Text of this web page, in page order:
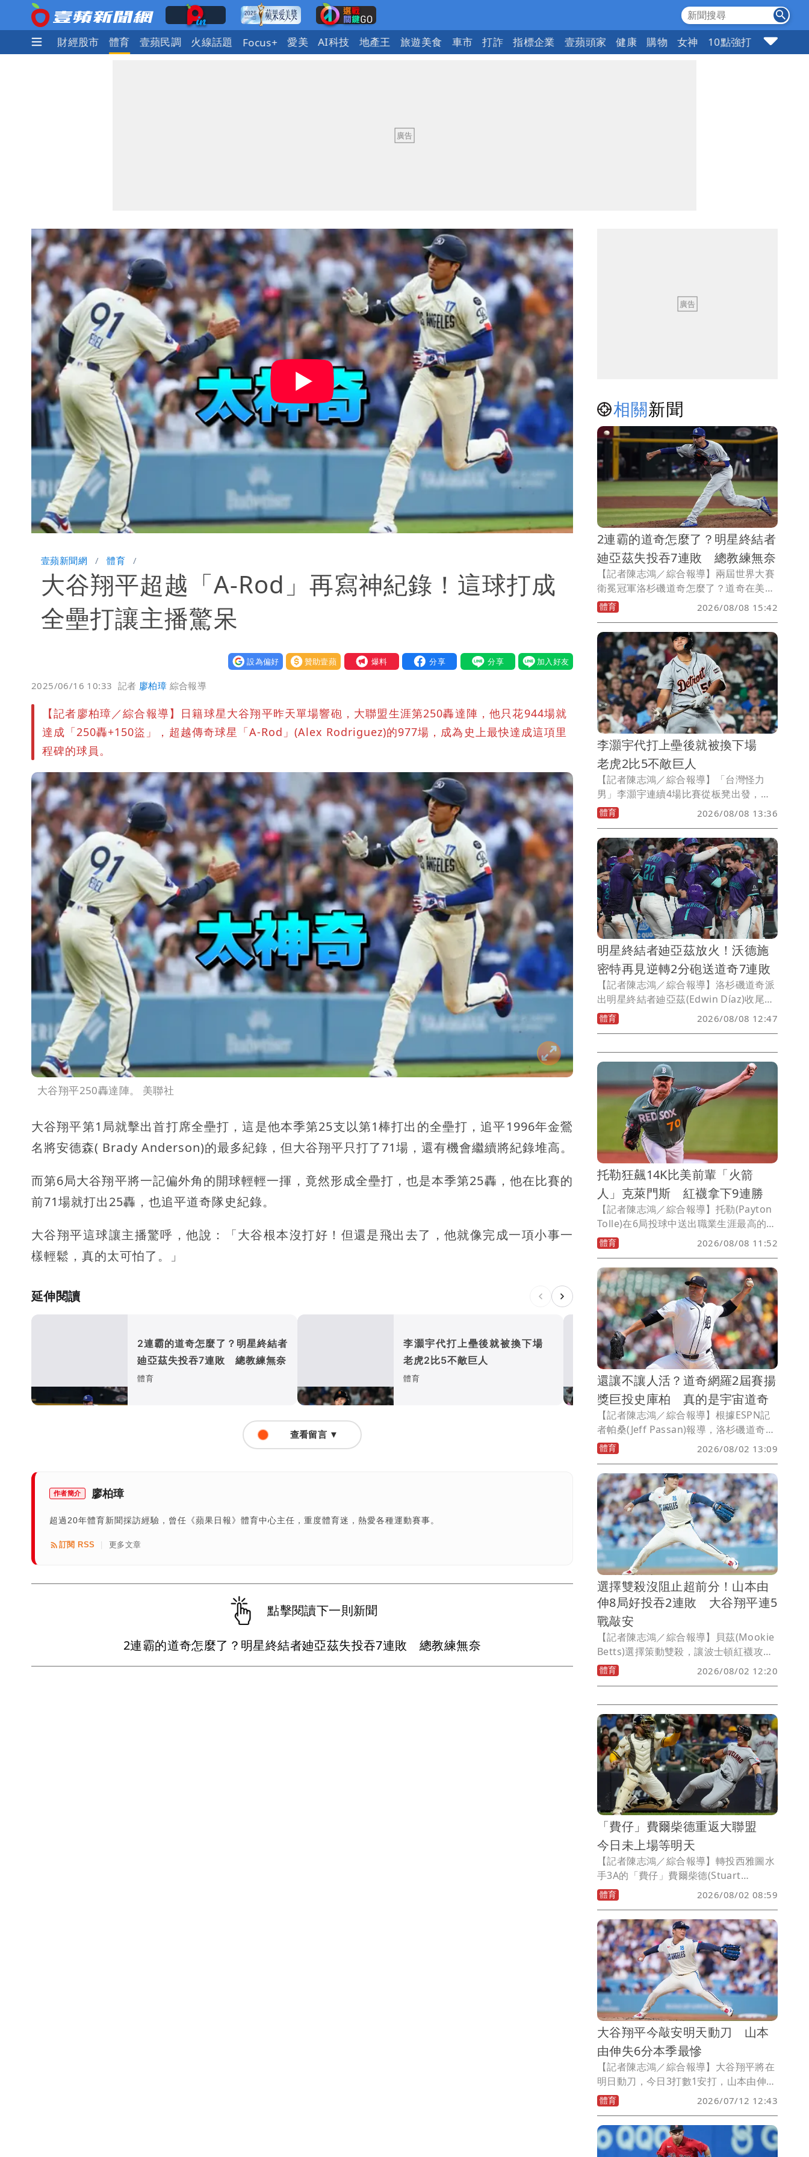
國際 財經股市 體育 壹蘋民調 火線話題 Focus+ 愛美 AI科技 地產王 旅遊美食 車市 打詐 指標企業 壹蘋頭家 健康 購物 女神 10點強打
壹蘋新聞網 體育
大谷翔平超越「A-Rod」再寫神紀錄！這球打成
全壘打讓主播驚呆
設為偏好 贊助壹蘋 我要爆料
2025/06/16 10:33 記者 廖柏璋 綜合報導
【記者廖柏璋／綜合報導】日籍球星大谷翔平昨天單場響砲，大聯盟生涯第250轟達陣，他只花944場就
達成「250轟+150盜」，超越傳奇球星「A-Rod」(Alex Rodriguez)的977場，成為史上最快達成這項里
程碑的球員。
大谷翔平250轟達陣。 美聯社
大谷翔平第1局就擊出首打席全壘打，這是他本季第25支以第1棒打出的全壘打，追平1996年金鶯
名將安德森( Brady Anderson)的最多紀錄，但大谷翔平只打了71場，還有機會繼續將紀錄堆高。
而第6局大谷翔平將一記偏外角的開球輕輕一揮，竟然形成全壘打，也是本季第25轟，他在比賽的
前71場就打出25轟，也追平道奇隊史紀錄。
大谷翔平這球讓主播驚呼，他說：「大谷根本沒打好！但還是飛出去了，他就像完成一項小事一
樣輕鬆，真的太可怕了。」
延伸閱讀
2連霸的道奇怎麼了？明星終結者
廸亞茲失投吞7連敗 總教練無奈
體育
李灝宇代打上壘後就被換下場
老虎2比5不敵巨人
體育
明星終結者廸亞茲放火！沃
密特再見逆轉2分砲送道奇7連
體育
查看留言 ▼
作者簡介 廖柏璋
超過20年體育新聞採訪經驗，曾任《蘋果日報》體育中心主任，重度體育迷，熱愛各種運動賽事。
訂閱 RSS 更多文章
點擊閱讀下一則新聞
2連霸的道奇怎麼了？明星終結者廸亞茲失投吞7連敗 總教練無奈
相關新聞
2連霸的道奇怎麼了？明星終結者
廸亞茲失投吞7連敗 總教練無奈
【記者陳志鴻／綜合報導】兩屆世界大賽
衛冕冠軍洛杉磯道奇怎麼了？道奇在美國
時間週五晚間的比賽中遭遇球季最長的7
連敗，令人震驚地崩盤。
體育 2026/08/08 15:42
李灝宇代打上壘後就被換下場
老虎2比5不敵巨人
【記者陳志鴻／綜合報導】「台灣怪力
男」李灝宇連續4場比賽從板凳出發，今
天8局上代打，選到保送上壘後立刻被換
下場，底特律老虎最終2比5不敵舊金山巨
人。
體育 2026/08/08 13:36
明星終結者廸亞茲放火！沃德施
密特再見逆轉2分砲送道奇7連敗
【記者陳志鴻／綜合報導】洛杉磯道奇派
出明星終結者廸亞茲(Edwin Díaz)收尾，
卻是上場放火，被沃德施密特(Ryan
Waldschmidt)敲出超大號中外野再見逆
蛇，苦吞7連敗，自從簽下賽揚巨投史庫
柏(Tarik Skubal)以來，還沒贏過球。
體育 2026/08/08 12:47
托勒狂飆14K比美前輩「火箭
人」克萊門斯 紅襪拿下9連勝
【記者陳志鴻／綜合報導】托勒(Payton
Tolle)在6局投球中送出職業生涯最高的
14次三振，阿布瑞尤(Wilyer Abreu)貢獻
3分打點，波士頓紅襪美國時間週五晚間
以13比1大勝奧克蘭運動家，取得9連勝，
可惜鄭宗哲在小聯盟努力，無緣參與。
體育 2026/08/08 11:52
還讓不讓人活？道奇網羅2屆賽揚
獎巨投史庫柏 真的是宇宙道奇
【記者陳志鴻／綜合報導】根據ESPN記
者帕桑(Jeff Passan)報導，洛杉磯道奇在
美國時間週六晚間，從與底特律老虎的交
易中，獲得了兩屆美國聯盟賽揚獎得主史
庫柏(Tarik Skubal)。
體育 2026/08/02 13:09
選擇雙殺沒阻止超前分！山本由
伸8局好投吞2連敗 大谷翔平連5
戰敲安
【記者陳志鴻／綜合報導】貝茲(Mookie
Betts)選擇策動雙殺，讓波士頓紅襪攻下
超前分，沒想到這1分就讓山本由伸8局好
投卻吞下2連敗，洛杉磯道奇2比3敗給紅
盟龍頭寶座被釀酒人擠下；大谷翔平連5
戰敲出安打。
體育 2026/08/02 12:20
「費仔」費爾柴德重返大聯盟
今日未上場等明天
【記者陳志鴻／綜合報導】轉投西雅圖水
手3A的「費仔」費爾柴德(Stuart
Fairchild)今日重返大聯盟，不過在今天
水手4比3擊敗明尼蘇達雙城的比賽中並未
上場，寄望明天水手與雙城的3連戰最後1
戰。
體育 2026/08/02 08:59
大谷翔平今敲安明天動刀 山本
由伸失6分本季最慘
【記者陳志鴻／綜合報導】大谷翔平將在
明日動刀，今日3打數1安打，山本由伸則
是狂失6分，本季最慘，洛杉磯道奇在主
場2比9被打爆，連續2天慘敗亞歷桑那響
尾蛇。
體育 2026/07/12 12:43